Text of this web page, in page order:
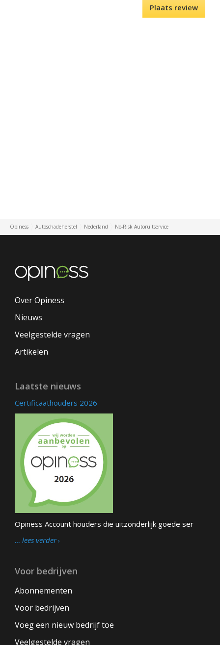
Opiness Autoschadeherstel Nederland No-Risk Autoruitservice
Over Opiness
Nieuws
Veelgestelde vragen
Artikelen
Laatste nieuws
Certificaathouders 2026
Opiness Account houders die uitzonderlijk goede ser
… lees verder
Voor bedrijven
Abonnementen
Voor bedrijven
Voeg een nieuw bedrijf toe
Veelgestelde vragen